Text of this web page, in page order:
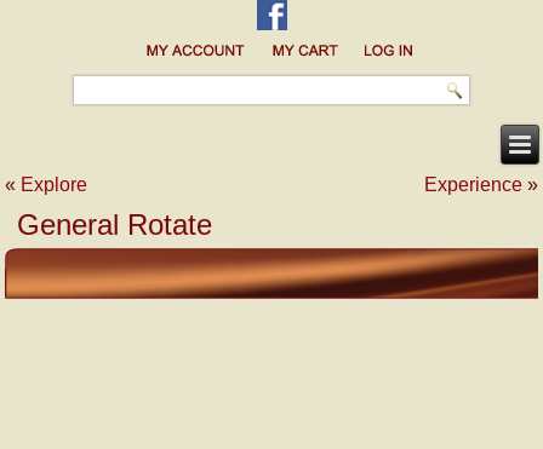
« Explore Experience»
General Rotate